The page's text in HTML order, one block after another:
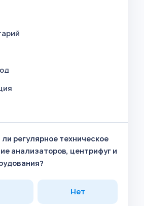
регулярное техническое
анализаторов, центрифуг и
Нет